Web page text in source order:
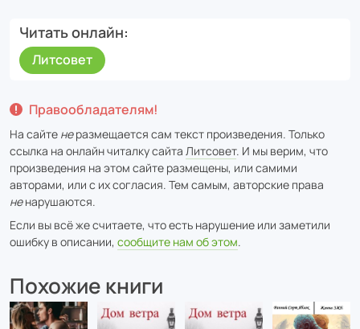
Читать онлайн
Литсовет
Правообладателям!
На сайте неразмещается сам текст произведения. Только
ссылка на онлайн читалку сайта Литсовет. И мы верим, что
произведения на этом сайте размещены, или самими
авторами, или с их согласия. Тем самым, авторские права
ненарушаются.
Если вы всё же считаете, что есть нарушение или заметили
ошибку в описании, сообщите нам об этом.
Похожие книги